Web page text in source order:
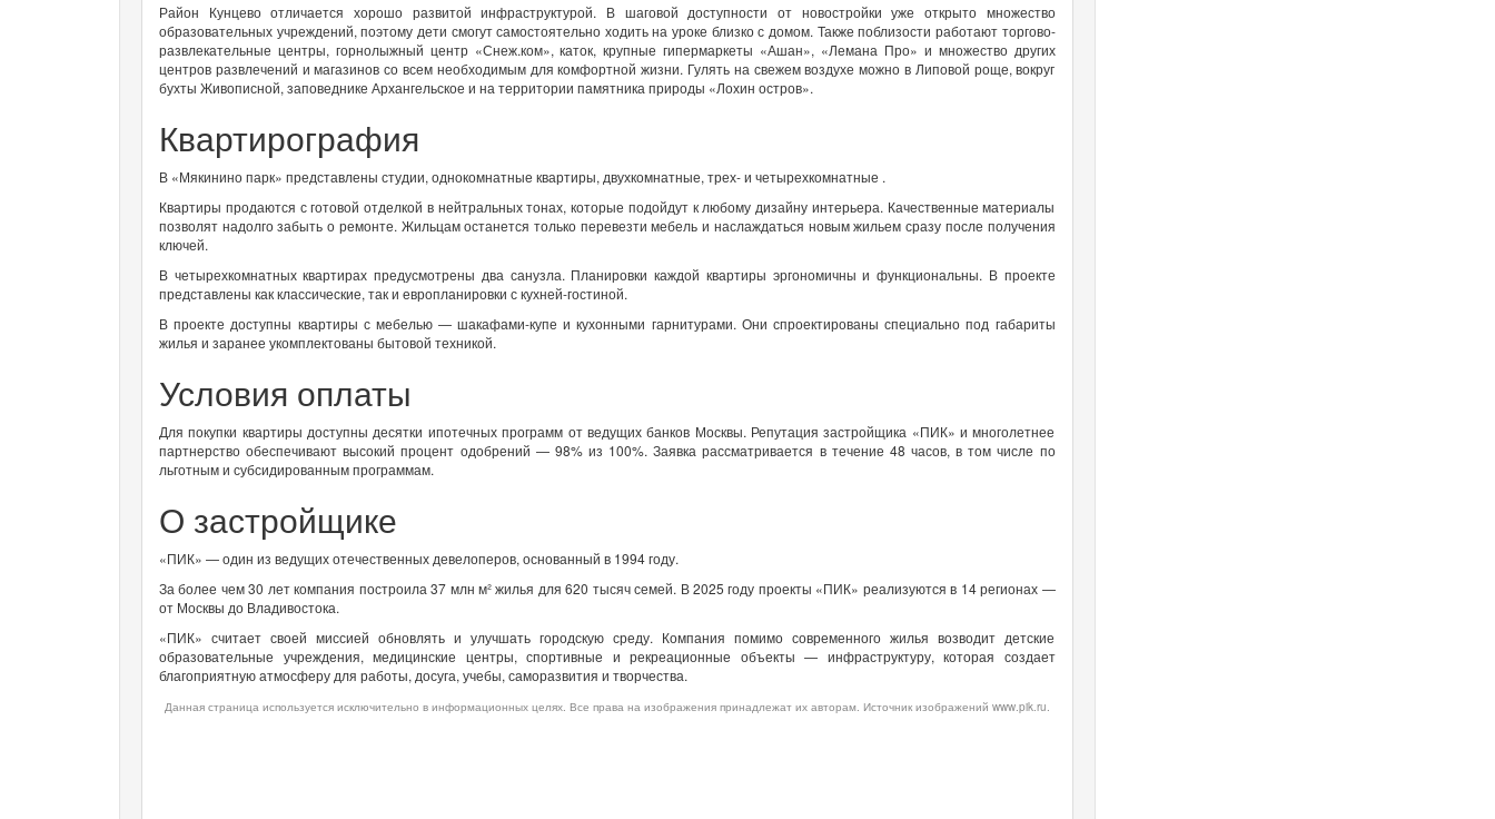
Район Кунцево отличается хорошо развитой инфраструктурой. В шаговой доступности от новостройки уже открыто множество
образовательных учреждений, поэтому дети смогут самостоятельно ходить на уроке близко с домом. Также поблизости работают торгово-
развлекательные центры, горнолыжный центр «Снеж.ком», каток, крупные гипермаркеты «Ашан», «Лемана Про» и множество других
центров развлечений и магазинов со всем необходимым для комфортной жизни. Гулять на свежем воздухе можно в Липовой роще, вокруг
бухты Живописной, заповеднике Архангельское и на территории памятника природы «Лохин остров».
Квартирография
В «Мякинино парк» представлены студии, однокомнатные квартиры, двухкомнатные, трех- и четырехкомнатные .
Квартиры продаются с готовой отделкой в нейтральных тонах, которые подойдут к любому дизайну интерьера. Качественные материалы
позволят надолго забыть о ремонте. Жильцам останется только перевезти мебель и наслаждаться новым жильем сразу после получения
ключей.
В четырехкомнатных квартирах предусмотрены два санузла. Планировки каждой квартиры эргономичны и функциональны. В проекте
представлены как классические, так и европланировки с кухней-гостиной.
В проекте доступны квартиры с мебелью — шакафами-купе и кухонными гарнитурами. Они спроектированы специально под габариты
жилья и заранее укомплектованы бытовой техникой.
Условия оплаты
Для покупки квартиры доступны десятки ипотечных программ от ведущих банков Москвы. Репутация застройщика «ПИК» и многолетнее
партнерство обеспечивают высокий процент одобрений — 98% из 100%. Заявка рассматривается в течение 48 часов, в том числе по
льготным и субсидированным программам.
О застройщике
«ПИК» — один из ведущих отечественных девелоперов, основанный в 1994 году.
За более чем 30 лет компания построила 37 млн м² жилья для 620 тысяч семей. В 2025 году проекты «ПИК» реализуются в 14 регионах —
от Москвы до Владивостока.
«ПИК» считает своей миссией обновлять и улучшать городскую среду. Компания помимо современного жилья возводит детские
образовательные учреждения, медицинские центры, спортивные и рекреационные объекты — инфраструктуру, которая создает
благоприятную атмосферу для работы, досуга, учебы, саморазвития и творчества.
Данная страница используется исключительно в информационных целях. Все права на изображения принадлежат их авторам. Источник изображений www.pik.ru.